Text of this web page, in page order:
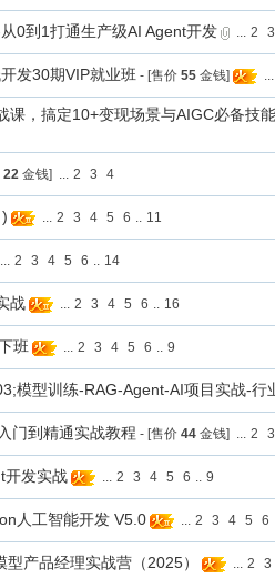
0到1打通生产级AI Agent开发 ... 2 3
发30期VIP就业班- [售价 55金钱] ...
课，搞定10+变现场景与AIGC必备技
22金钱] ... 2 3 4
... 2 3 4 5 6 .. 11
... 2 3 4 5 6 .. 14
战 ... 2 3 4 5 6 .. 16
班 ... 2 3 4 5 6 .. 9
模型训练-RAG-Agent-AI项目实战-行
门到精通实战教程 - [售价 44金钱] ... 2 3
开发实战 ... 2 3 4 5 6 .. 9
人工智能开发 V5.0 ... 2 3 4 5 6
产品经理实战营（2025） ... 2 3